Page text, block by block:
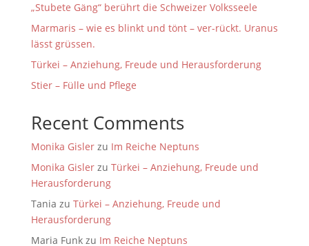
:„Stubete Gäng“ berührt die Schweizer Volksseele
Marmaris – wie es blinkt und tönt – ver-rückt. Uranus
lässt grüssen.
Türkei – Anziehung, Freude und Herausforderung
Stier – Fülle und Pflege
Recent Comments
Monika Gislerzu Im Reiche Neptuns
Monika Gislerzu Türkei – Anziehung, Freude und
Herausforderung
Tania zu Türkei – Anziehung, Freude und
Herausforderung
Maria Funkzu Im Reiche Neptuns